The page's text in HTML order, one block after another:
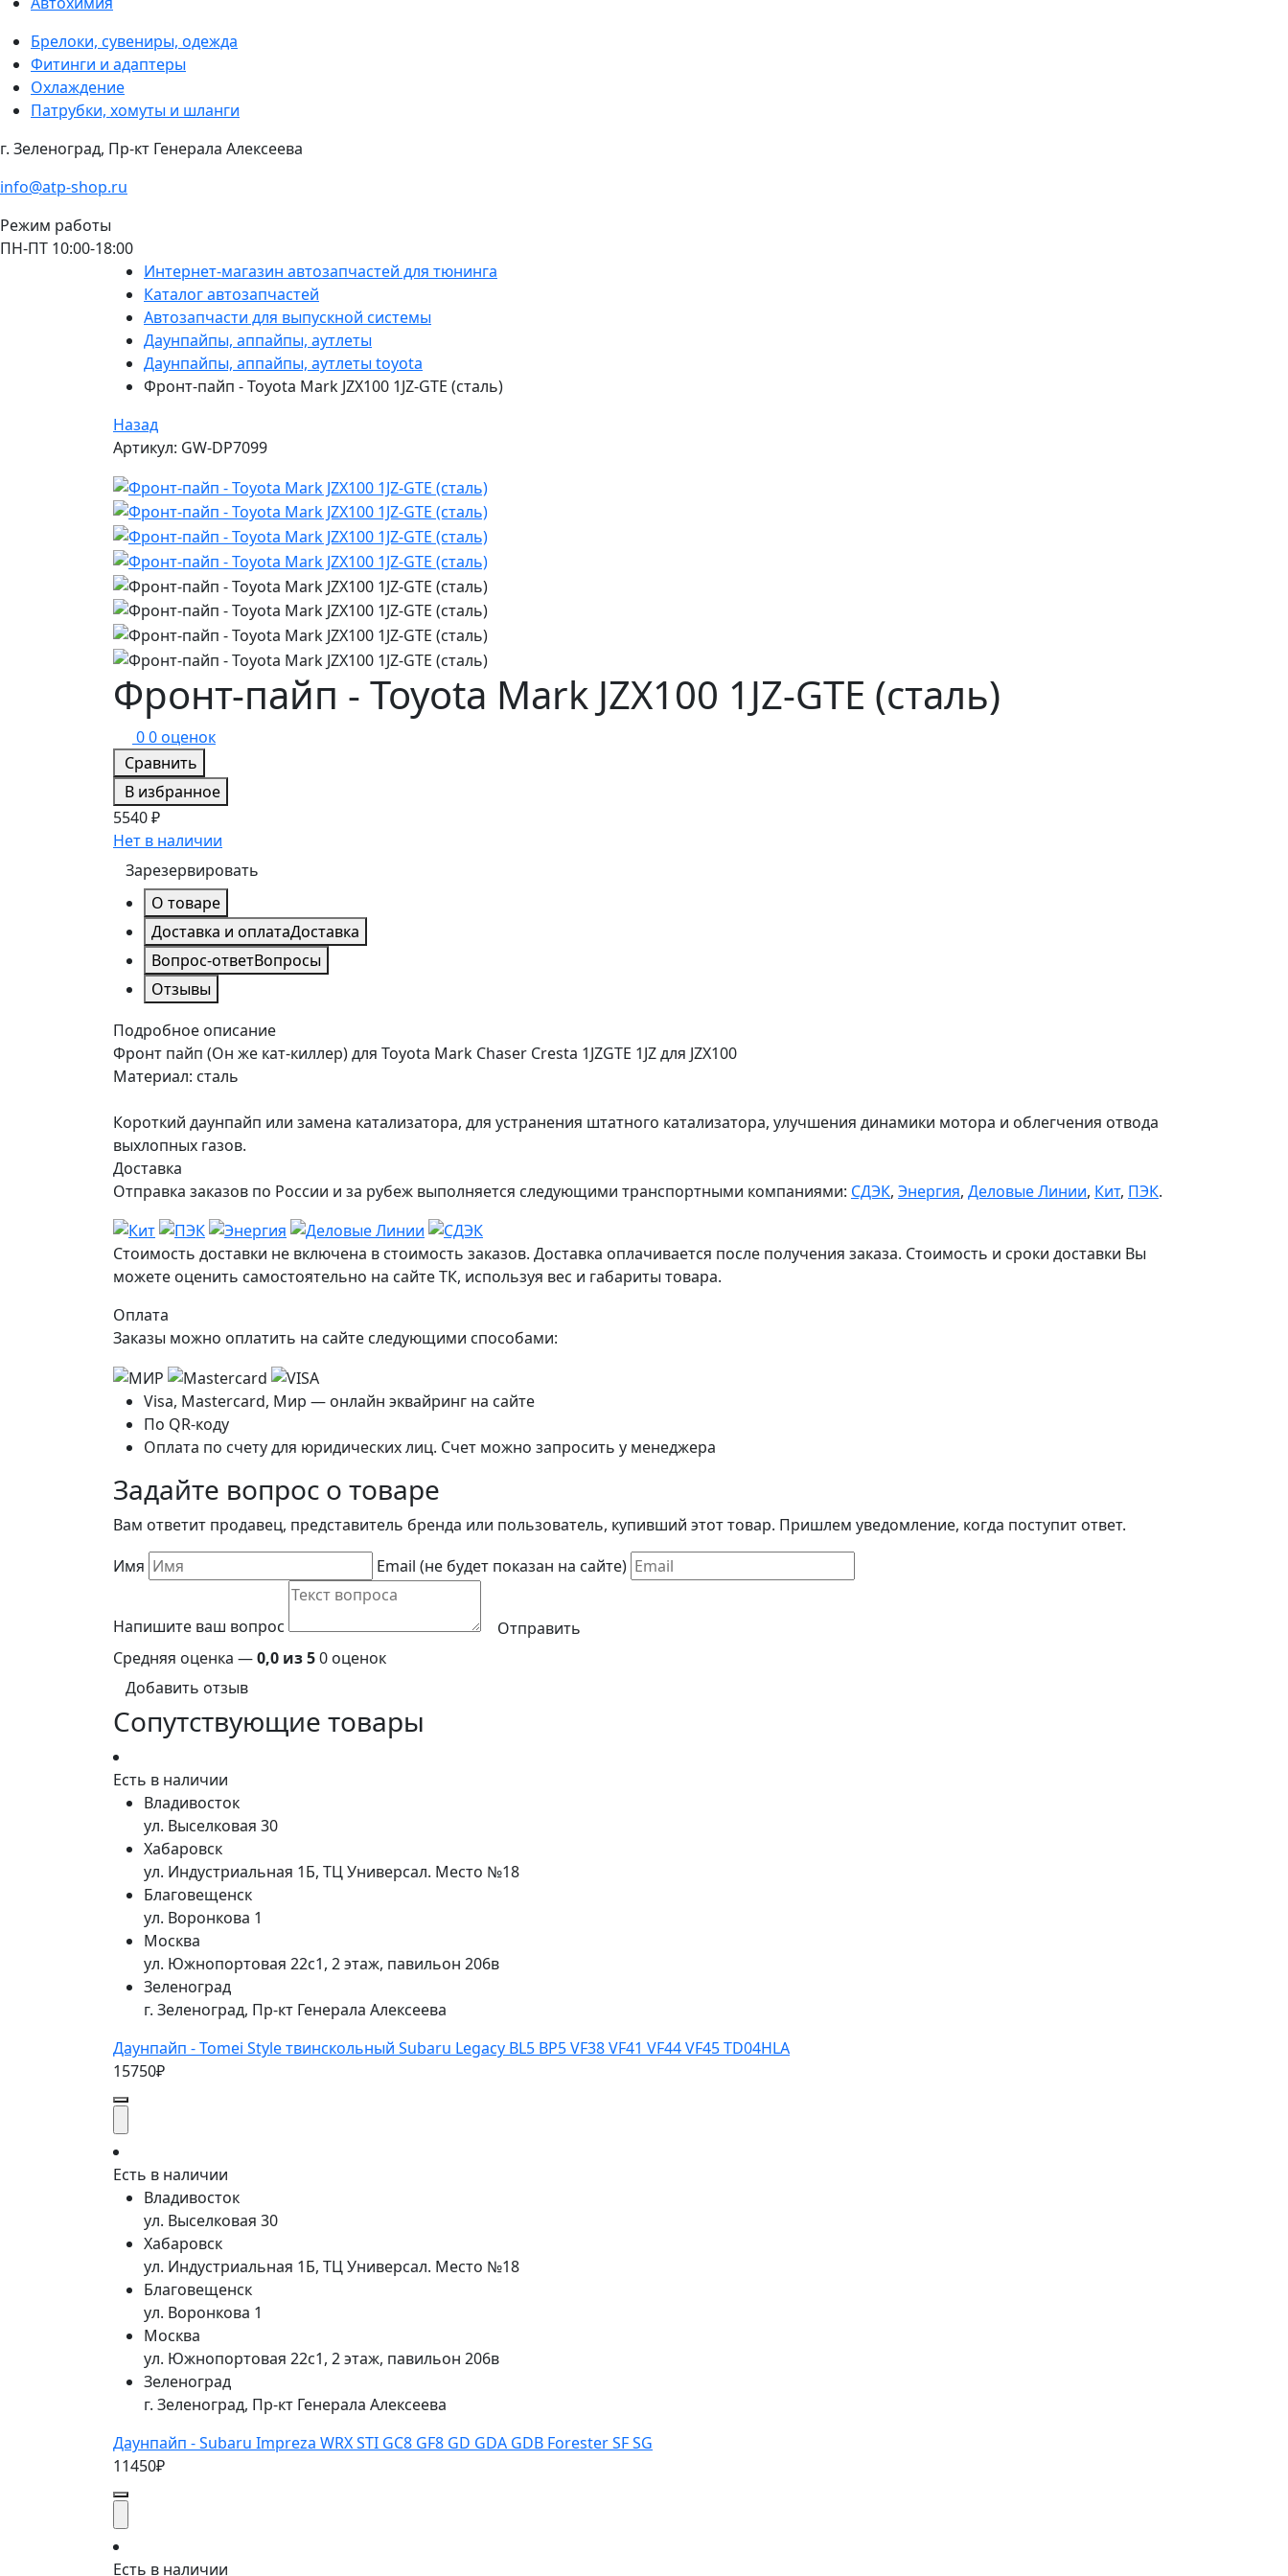
Брелоки, сувениры, одежда
Фитинги и адаптеры
Охлаждение
Патрубки, хомуты и шланги
г. Зеленоград, Пр-кт Генерала Алексеева
info@atp-shop.ru
Режим работы
ПН-ПТ 10:00-18:00
Интернет-магазин автозапчастей для тюнинга
Каталог автозапчастей
Автозапчасти для выпускной системы
Даунпайпы, аппайпы, аутлеты
Даунпайпы, аппайпы, аутлеты toyota
Фронт-пайп - Toyota Mark JZX100 1JZ-GTE (сталь)
Назад
Артикул: GW-DP7099
Фронт-пайп - Toyota Mark JZX100 1JZ-GTE (сталь)
00 оценок
Сравнить
В избранное
5540 ₽
Нет в наличии
Зарезервировать
О товаре
Доставка и оплатаДоставка
Вопрос-ответВопросы
Отзывы
Подробное описание
Фронт пайп (Он же кат-киллер) для Toyota Mark Chaser Cresta 1JZGTE 1JZ для JZX100
Материал: сталь
Короткий даунпайп или замена катализатора, для устранения штатного катализатора, улучшения динамики мотора и облегчения отвода
выхлопных газов.
Доставка
Отправка заказов по России и за рубеж выполняется следующими транспортными компаниями: СДЭК, Энергия, Деловые Линии, Кит, ПЭК.
Стоимость доставки не включена в стоимость заказов. Доставка оплачивается после получения заказа. Стоимость и сроки доставки Вы
можете оценить самостоятельно на сайте ТК, используя вес и габариты товара.
Оплата
Заказы можно оплатить на сайте следующими способами:
Visa, Mastercard, Мир — онлайн эквайринг на сайте
По QR-коду
Оплата по счету для юридических лиц. Счет можно запросить у менеджера
Задайте вопрос о товаре
Вам ответит продавец, представитель бренда или пользователь, купивший этот товар. Пришлем уведомление, когда поступит ответ.
Имя
Email (не будет показан на сайте)
Напишите ваш вопрос
Отправить
Средняя оценка —0,0 из 50 оценок
Добавить отзыв
Сопутствующие товары
Есть в наличии
Владивосток
ул. Выселковая 30
Хабаровск
ул. Индустриальная 1Б, ТЦ Универсал. Место №18
Благовещенск
ул. Воронкова 1
Москва
ул. Южнопортовая 22с1, 2 этаж, павильон 206в
Зеленоград
г. Зеленоград, Пр-кт Генерала Алексеева
Даунпайп - Tomei Style твинскольный Subaru Legacy BL5 BP5 VF38 VF41 VF44 VF45 TD04HLA
15750₽
Есть в наличии
Владивосток
ул. Выселковая 30
Хабаровск
ул. Индустриальная 1Б, ТЦ Универсал. Место №18
Благовещенск
ул. Воронкова 1
Москва
ул. Южнопортовая 22с1, 2 этаж, павильон 206в
Зеленоград
г. Зеленоград, Пр-кт Генерала Алексеева
Даунпайп - Subaru Impreza WRX STI GC8 GF8 GD GDA GDB Forester SF SG
11450₽
Есть в наличии